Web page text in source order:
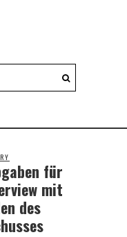
für
mit
des